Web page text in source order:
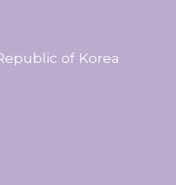
of Korea